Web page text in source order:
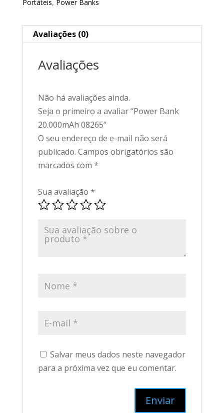
Portáteis, Power Banks
Avaliações (0)
Avaliações
Não há avaliações ainda.
Seja o primeiro a avaliar “Power Bank
20.000mAh 08265”
O seu endereço de e-mail não será
publicado. Campos obrigatórios são
marcados com *
Sua avaliação *
Salvar meus dados neste navegador
para a próxima vez que eu comentar.